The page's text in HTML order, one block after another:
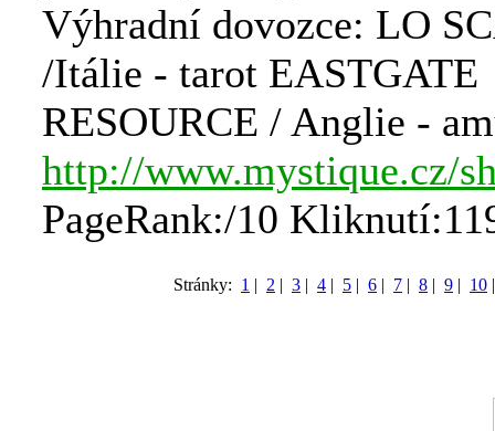
Výhradní dovozce: LO
/Itálie - tarot EASTGATE
RESOURCE / Anglie -
http://www.mystique.cz/
PageRank:/10
Stránky: 1 | 2 | 3 | 4 | 5 | 6 | 7 | 8 | 9 | 10